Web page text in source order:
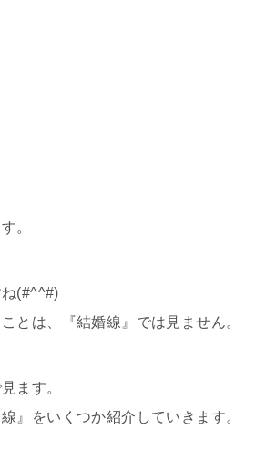
。
(#^^#)
とは、『結婚線』では見ません。
ます。
』をいくつか紹介していきます。